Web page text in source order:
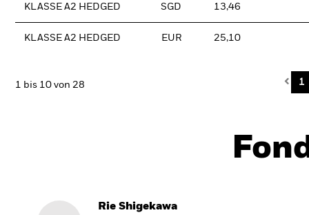
KLASSE A2 HEDGED SGD 13,46
KLASSE A2 HEDGED EUR 25,10
1 bis 10 von 28 1
Rie Shigekawa